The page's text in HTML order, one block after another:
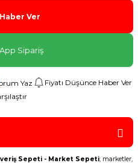
Ver
Sipariş
Yaz
Fiyatı Düşünce Haber Ver
Sepeti - Market Sepeti; marketler,